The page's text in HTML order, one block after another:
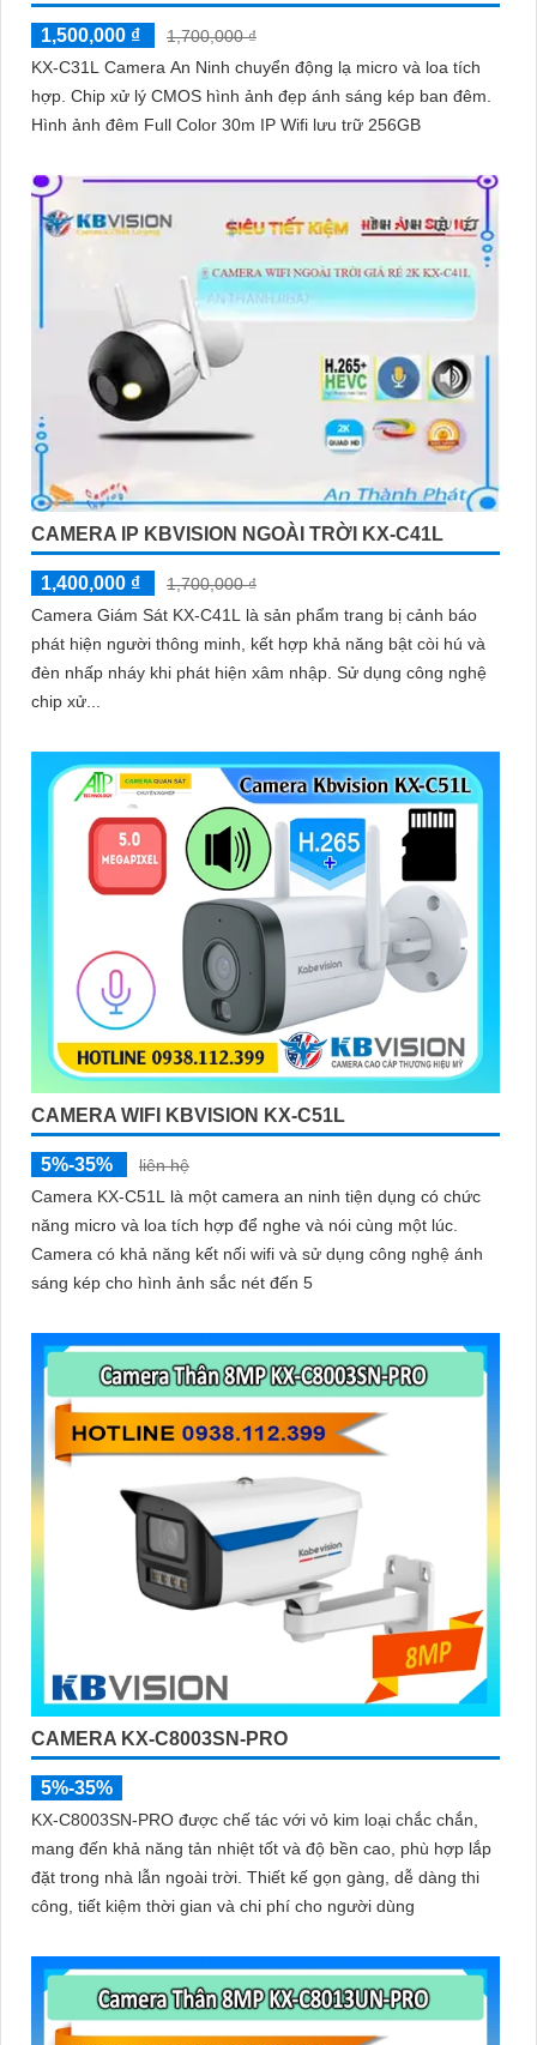
1,500,000 ₫
1,700,000 ₫
KX-C31L Camera An Ninh chuyển động lạ micro và loa tích
hợp. Chip xử lý CMOS hình ảnh đẹp ánh sáng kép ban đêm.
Hình ảnh đêm Full Color 30m IP Wifi lưu trữ 256GB
CAMERA IP KBVISION NGOÀI TRỜI KX-C41L
1,400,000 ₫
1,700,000 ₫
Camera Giám Sát KX-C41L là sản phẩm trang bị cảnh báo
phát hiện người thông minh, kết hợp khả năng bật còi hú và
đèn nhấp nháy khi phát hiện xâm nhập. Sử dụng công nghệ
chip xử...
CAMERA WIFI KBVISION KX-C51L
5%-35%
liên hệ
Camera KX-C51L là một camera an ninh tiện dụng có chức
năng micro và loa tích hợp để nghe và nói cùng một lúc.
Camera có khả năng kết nối wifi và sử dụng công nghệ ánh
sáng kép cho hình ảnh sắc nét đến 5
CAMERA KX-C8003SN-PRO
5%-35%
KX-C8003SN-PRO được chế tác với vỏ kim loại chắc chắn,
mang đến khả năng tản nhiệt tốt và độ bền cao, phù hợp lắp
đặt trong nhà lẫn ngoài trời. Thiết kế gọn gàng, dễ dàng thi
công, tiết kiệm thời gian và chi phí cho người dùng